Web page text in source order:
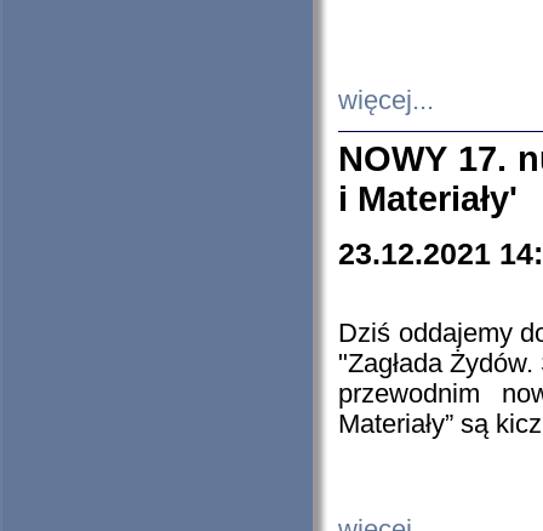
więcej...
NOWY 17.
i Materiały'
23.12.2021
Dziś oddajemy
"Zagłada
przewodnim
Materiały” są